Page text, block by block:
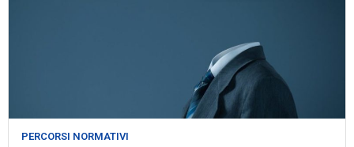
PERCORSI NORMATIVI